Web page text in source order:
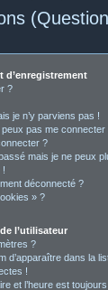
d’enregistrement
?
je n’y parviens pas !
pas me connecter
?
mais je ne peux
!
déconnecté ?
» ?
l’utilisateur
?
d’apparaître dans la
!
et l’heure est